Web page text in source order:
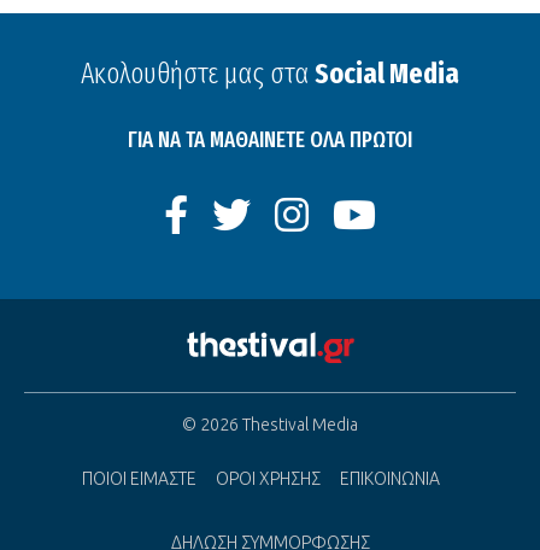
Ακολουθήστε μας στα Social Media
ΓΙΑ ΝΑ ΤΑ ΜΑΘΑΙΝΕΤΕ ΟΛΑ ΠΡΩΤΟΙ
© 2026 Thestival Media
ΠΟΙΟΙ ΕΙΜΑΣΤΕ ΟΡΟΙ ΧΡΗΣΗΣ ΕΠΙΚΟΙΝΩΝΙΑ
ΔΗΛΩΣΗ ΣΥΜΜΟΡΦΩΣΗΣ